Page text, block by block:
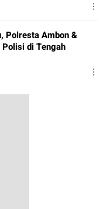
Polresta Ambon &
di Tengah